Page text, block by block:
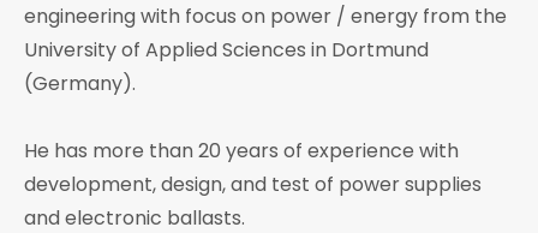
engineering with focus on power / energy from the
University of Applied Sciences in Dortmund
(Germany).
He has more than 20 years of experience with
development, design, and test of power supplies
and electronic ballasts.